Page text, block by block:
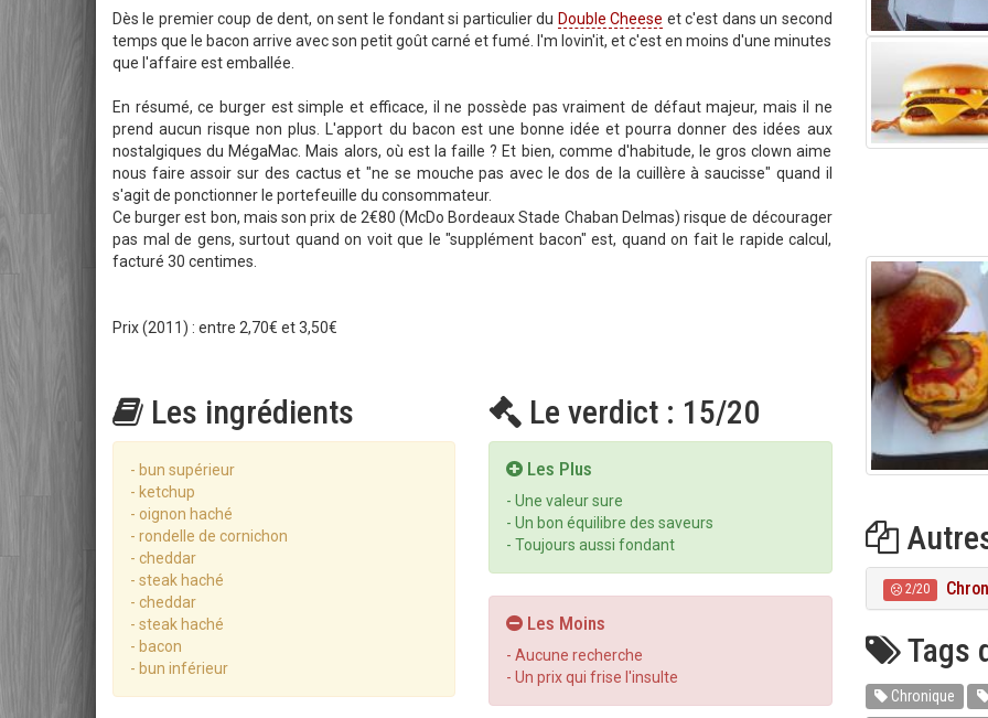
Dès le premier coup de dent, on sent le fondant si particulier du Double Cheese et c'est dans un second
temps que le bacon arrive avec son petit goût carné et fumé. I'm lovin'it, et c'est en moins d'une minutes
que l'affaire est emballée.
En résumé, ce burger est simple et efficace, il ne possède pas vraiment de défaut majeur, mais il ne
prend aucun risque non plus. L'apport du bacon est une bonne idée et pourra donner des idées aux
nostalgiques du MégaMac. Mais alors, où est la faille ? Et bien, comme d'habitude, le gros clown aime
nous faire assoir sur des cactus et "ne se mouche pas avec le dos de la cuillère à saucisse" quand il
s'agit de ponctionner le portefeuille du consommateur.
Ce burger est bon, mais son prix de 2€80 (McDo Bordeaux Stade Chaban Delmas) risque de décourager
pas mal de gens, surtout quand on voit que le "supplément bacon" est, quand on fait le rapide calcul,
facturé 30 centimes.
Prix (2011) : entre 2,70€ et 3,50€
Les ingrédients
- bun supérieur
- ketchup
- oignon haché
- rondelle de cornichon
- cheddar
- steak haché
- cheddar
- steak haché
- bacon
- bun inférieur
Le verdict : 15/20
Les Plus
- Une valeur sure
- Un bon équilibre des saveurs
- Toujours aussi fondant
Les Moins
- Aucune recherche
- Un prix qui frise l'insulte
2/20
Tags
Chronique